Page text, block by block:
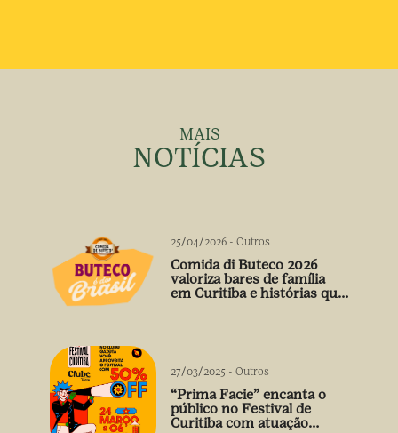
MAIS
NOTÍCIAS
25/04/2026 - Outros
Comida di Buteco 2026
valoriza bares de família
em Curitiba e histórias que
27/03/2025 - Outros
“Prima Facie” encanta o
público no Festival de
Curitiba com atuação